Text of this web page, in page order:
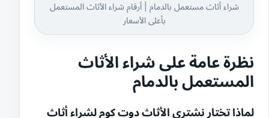
شراء أثاث مستعمل بالدمام | أرقام شراء الأثاث المستعمل
بأعلى الأسعار
نظرة عامة على شراء الأثاث
المستعمل بالدمام
لماذا تختار نشتري الأثاث دوت كوم لشراء أثاث